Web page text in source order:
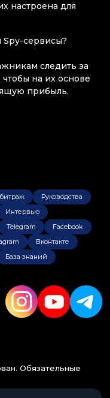
настроена для
сервисы?
следить за
на их основе
прибыль.
Руководства
Интервью
Telegram
Facebook
Вконтакте
База знаний
Обязательные